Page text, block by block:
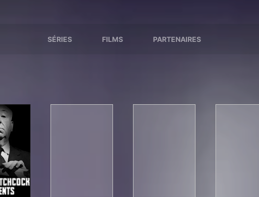
SÉRIES FILMS PARTENAIRES